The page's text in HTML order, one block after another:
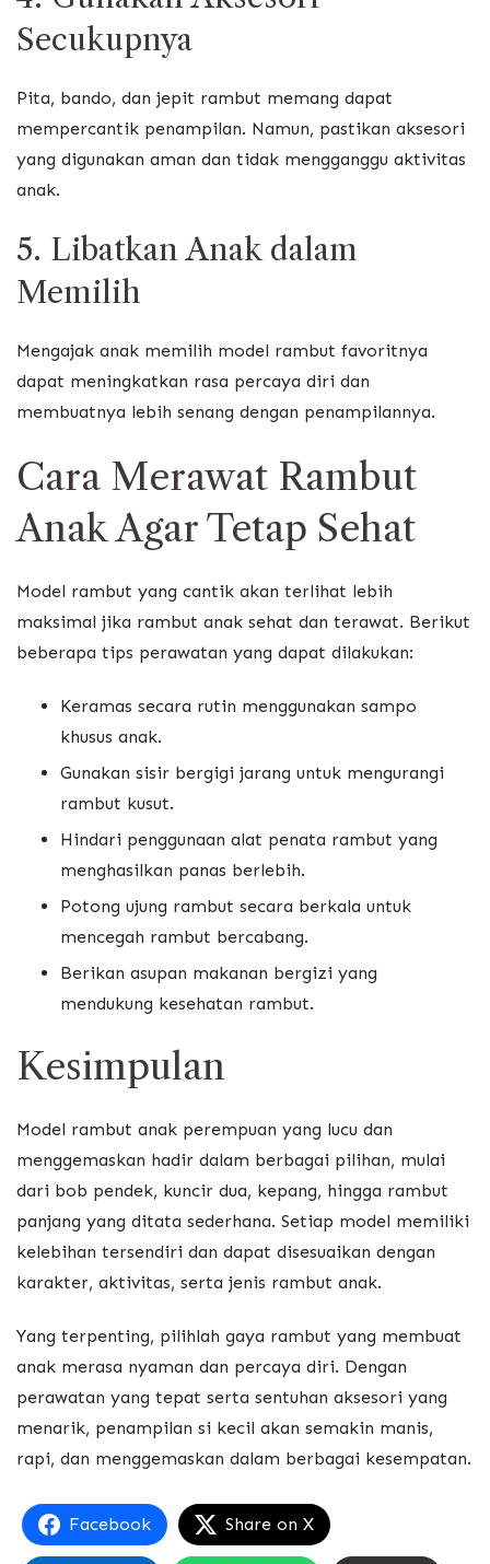
Secukupnya
Pita, bando, dan jepit rambut memang dapat
mempercantik penampilan. Namun, pastikan aksesori
yang digunakan aman dan tidak mengganggu aktivitas
anak.
5. Libatkan Anak dalam
Memilih
Mengajak anak memilih model rambut favoritnya
dapat meningkatkan rasa percaya diri dan
membuatnya lebih senang dengan penampilannya.
Cara Merawat Rambut
Anak Agar Tetap Sehat
Model rambut yang cantik akan terlihat lebih
maksimal jika rambut anak sehat dan terawat. Berikut
beberapa tips perawatan yang dapat dilakukan:
Keramas secara rutin menggunakan sampo
khusus anak.
Gunakan sisir bergigi jarang untuk mengurangi
rambut kusut.
Hindari penggunaan alat penata rambut yang
menghasilkan panas berlebih.
Potong ujung rambut secara berkala untuk
mencegah rambut bercabang.
Berikan asupan makanan bergizi yang
mendukung kesehatan rambut.
Kesimpulan
Model rambut anak perempuan yang lucu dan
menggemaskan hadir dalam berbagai pilihan, mulai
dari bob pendek, kuncir dua, kepang, hingga rambut
panjang yang ditata sederhana. Setiap model memiliki
kelebihan tersendiri dan dapat disesuaikan dengan
karakter, aktivitas, serta jenis rambut anak.
Yang terpenting, pilihlah gaya rambut yang membuat
anak merasa nyaman dan percaya diri. Dengan
perawatan yang tepat serta sentuhan aksesori yang
menarik, penampilan si kecil akan semakin manis,
rapi, dan menggemaskan dalam berbagai kesempatan.
Facebook Share on X